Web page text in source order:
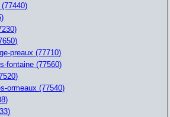
preaux (77710)
fontaine (77560)
ormeaux (77540)